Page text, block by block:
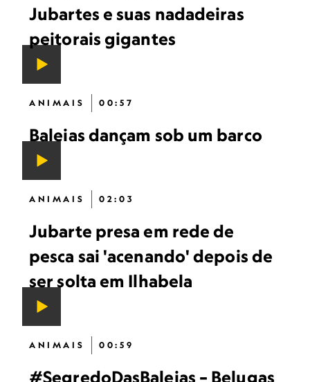
Jubartes e suas nadadeiras
peitorais gigantes
ANIMAIS 00:57
Baleias dançam sob um barco
ANIMAIS 02:03
Jubarte presa em rede de
pesca sai 'acenando' depois de
ser solta em Ilhabela
ANIMAIS 00:59
#SegredoDasBaleias – Belugas